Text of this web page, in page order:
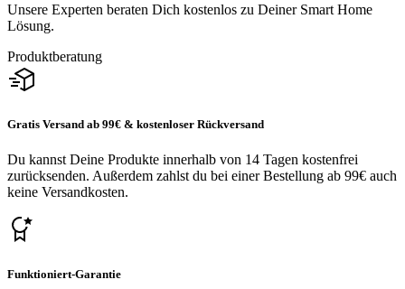
Unsere Experten beraten Dich kostenlos zu Deiner Smart Home
Lösung.
Produktberatung
Gratis Versand ab 99€ & kostenloser Rückversand
Du kannst Deine Produkte innerhalb von 14 Tagen kostenfrei
zurücksenden. Außerdem zahlst du bei einer Bestellung ab 99€ auch
keine Versandkosten.
Funktioniert-Garantie